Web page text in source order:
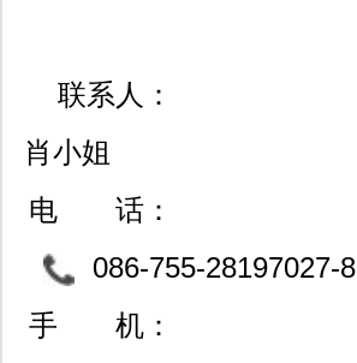
联系人：
肖小姐
电 话：
086-755-28197027-8
06/83722245/0791-862276
手 机：